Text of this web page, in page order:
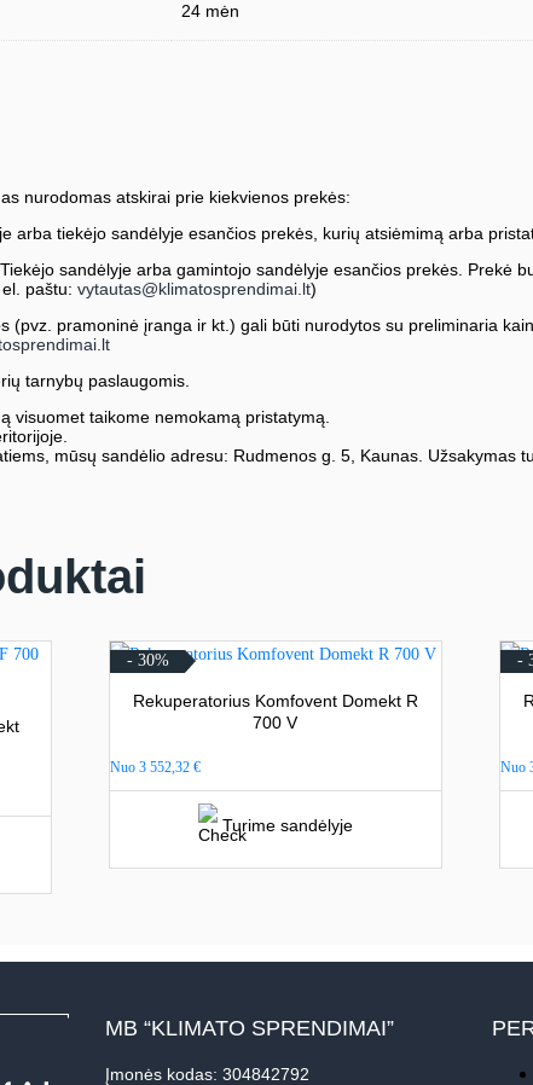
24 mėn
nurodomas atskirai prie kiekvienos prekės:
arba tiekėjo sandėlyje esančios prekės, kurių atsiėmimą arba
sandėlyje arba gamintojo sandėlyje esančios prekės. Prekė
paštu: vytautas@klimatosprendimai.lt)
s (pvz. pramoninė įranga ir kt.) gali būti nurodytos su preliminaria
tarnybų paslaugomis.
visuomet taikome nemokamą pristatymą.
mūsų sandėlio adresu: Rudmenos g. 5, Kaunas. Užsakymas
- 30%
Rekuperatorius Komfovent Domekt R
700 V
Nuo3 552,32€
Turime sandėlyje
-
Nuo
MB “KLIMATO SPRENDIMAI”
Įmonės kodas: 304842792